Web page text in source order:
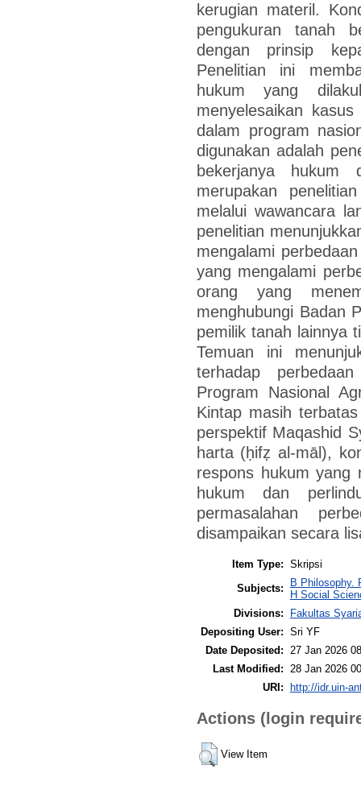
kerugian materil.
pengukuran tanah
dengan prinsip
Penelitian ini
hukum yang
menyelesaikan
dalam program
digunakan adalah
bekerjanya hukum
merupakan
melalui wawancara
penelitian
mengalami
yang mengalami
orang yang
menghubungi Badan
pemilik tanah lainnya
Temuan ini
terhadap
Program Nasional
Kintap masih
perspektif Maqashid
harta (ḥifẓ al-māl),
respons hukum yang
hukum dan
permasalahan
disampaikan secara
Item Type: Skripsi
Subjects:
B Philosophy.
H Social
Divisions:
Fakultas
Depositing User: Sri YF
Date Deposited:
27 Jan 2026
Last Modified:
28 Jan 2026
URI: http://idr.uin-
Actions (login
View Item